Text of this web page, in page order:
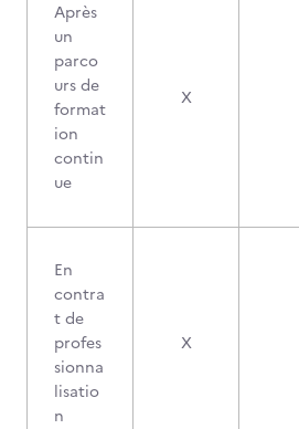
Après
un
parco
urs de
format
ion
contin
ue
X
En
contra
t de
profes
sionna
lisatio
n
X